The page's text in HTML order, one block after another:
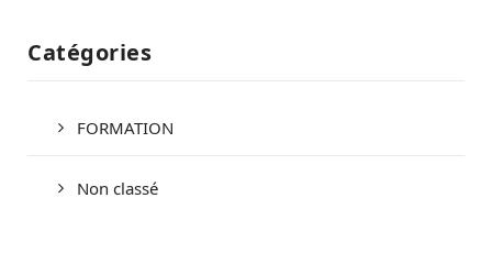
Catégories
FORMATION
Non classé